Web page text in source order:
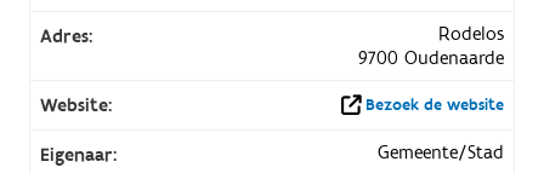
Adres:
Rodelos
9700 Oudenaarde
Website:
Bezoek de website
Eigenaar: Gemeente/Stad